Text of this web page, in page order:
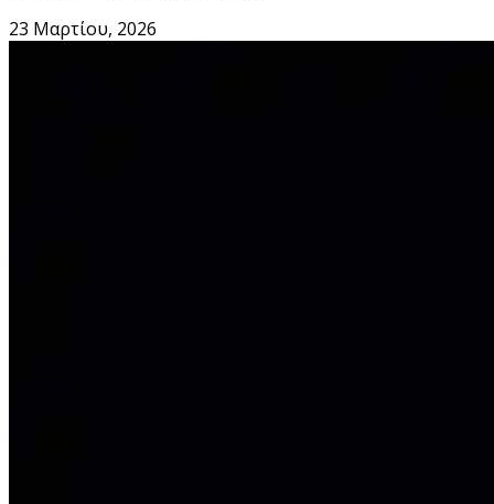
23 Μαρτίου, 2026